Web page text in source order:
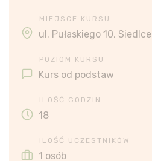
MIEJSCE KURSU
ul. Pułaskiego 10, Siedlce
POZIOM KURSU
Kurs od podstaw
ILOŚĆ GODZIN
18
ILOŚĆ UCZESTNIKÓW
1 osób